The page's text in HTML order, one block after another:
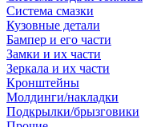
Система смазки
Кузовные детали
Бампер и его части
Замки и их части
Зеркала и их части
Кронштейны
Молдинги/накладки
Подкрылки/брызговики